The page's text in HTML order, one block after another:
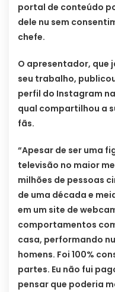
portal de conteúdo
dele nu sem
chefe.
O apresentador, que
seu trabalho,
perfil do Instagram
qual compartilhou a
fãs.
“Apesar de ser uma
televisão no maior
milhões de pessoas
de uma década e
em um site de
comportamentos
casa, performando
homens. Foi 100%
partes. Eu não fui
pensar que poderia